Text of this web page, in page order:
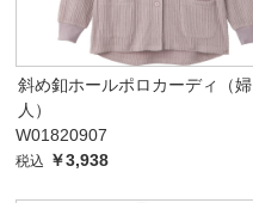
斜め釦ホールポロカーディ（婦
人）
W01820907
税込 ￥3,938